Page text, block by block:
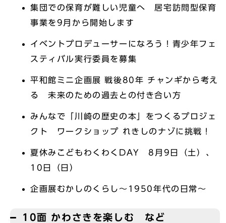
集団での保育が難しい児童へ 居宅訪問型保育
事業を9月から開始します
イベントプロデューサーになろう！青少年フェ
スティバル実行委員を募集
平和館ミニ企画展 戦後80年 チャンギから考え
る 未来のための過去との付き合い方
みんなで「川崎の歴史の本」をつくるプロジェ
クト ワークショップ れきしのナゾに挑戦！
夏休みこどもわくわくDAY 8月9日（土）、
10日（日）
企画展むかしのくらし～1950年代の日常～
10面 かわさきを楽しむ など